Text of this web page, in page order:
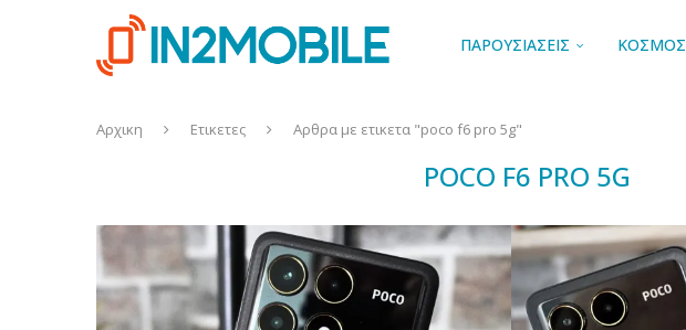
ΠΑΡΟΥΣΙΑΣΕΙΣ ΚΟΣΜΟΣ
Αρχικη Ετικετες Αρθρα με ετικετα "poco f6 pro 5g"
POCO F6 PRO 5G